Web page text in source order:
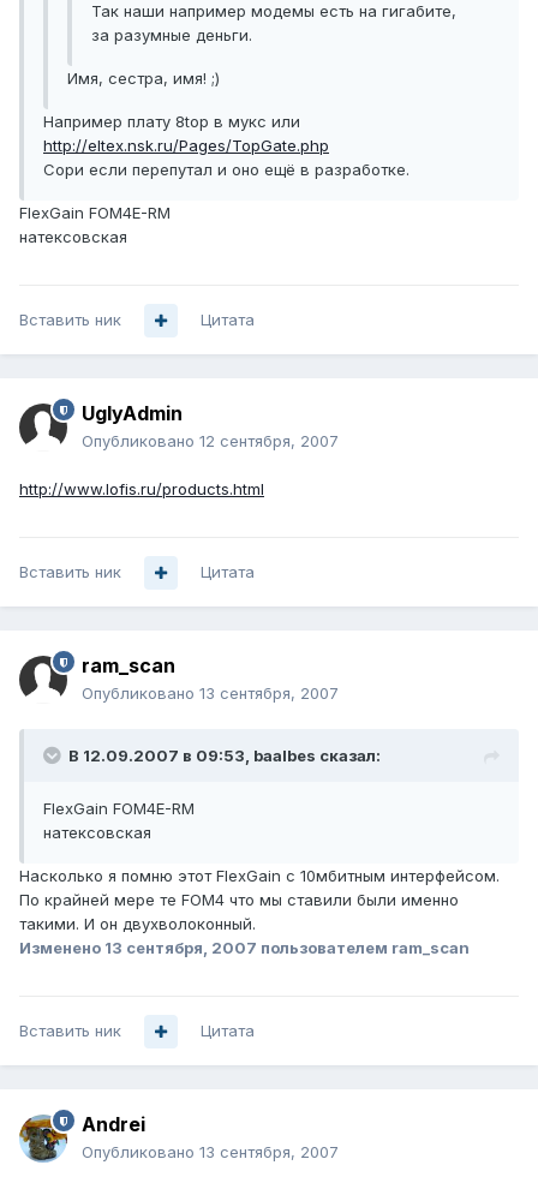
Так наши например модемы есть на гигабите,
за разумные деньги.
Имя, сестра, имя! ;)
Например плату 8top в мукс или
http://eltex.nsk.ru/Pages/TopGate.php
Сори если перепутал и оно ещё в разработке.
FlexGain FOM4E-RM
натексовская
Вставить ник Цитата
UglyAdmin
Опубликовано 12 сентября, 2007
http://www.lofis.ru/products.html
Вставить ник Цитата
ram_scan
Опубликовано 13 сентября, 2007
В 12.09.2007 в 09:53, baalbes сказал:
FlexGain FOM4E-RM
натексовская
Насколько я помню этот FlexGain с 10мбитным интерфейсом.
По крайней мере те FOM4 что мы ставили были именно
такими. И он двухволоконный.
Изменено 13 сентября, 2007 пользователем ram_scan
Вставить ник Цитата
Andrei
Опубликовано 13 сентября, 2007